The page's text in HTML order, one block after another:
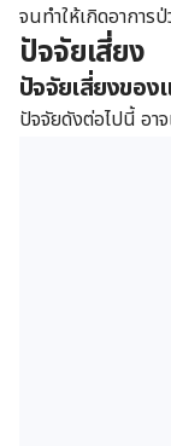
จนทำให้เกิดอาการ
ปัจจัยเสี่ยง
ปัจจัยเสี่ยงขอ
ปัจจัยดังต่อไปนี้ อา